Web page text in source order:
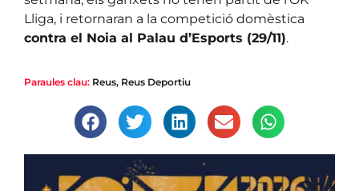
Lliga, i retornaran a la competició domèstica
contra el Noia al Palau d’Esports (29/11).
Paraules clau: Reus, Reus Deportiu